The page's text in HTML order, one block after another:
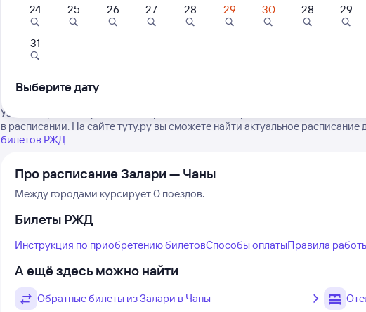
Нет рейсов по этому
Узнайте время отправления и прибытия пассажирских поездов РЖД из
в расписании. На сайте туту.ру вы сможете найти актуальное
билетов РЖД
Про расписание Залари — Чаны
Между городами курсирует 0 поездов.
Билеты РЖД
Инструкция по приобретению билетовСпособы оплатыПравила
А ещё здесь можно найти
Обратные билеты из Залари в Чаны
24 25 26 27 28 29 30
31
28 29
Выберите дату